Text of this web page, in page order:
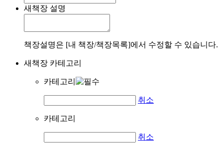
새책장 설명
책장설명은 [내 책장/책장목록]에서 수정할 수 있습니다.
새책장 카테고리
카테고리
취소
카테고리
취소